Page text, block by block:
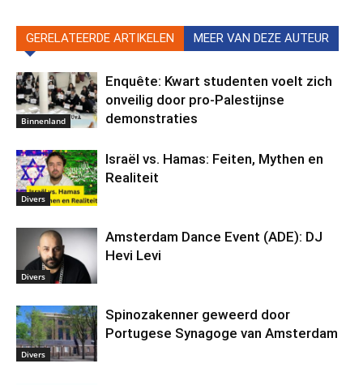
GERELATEERDE ARTIKELEN MEER VAN DEZE AUTEUR
Binnenland
Enquête: Kwart studenten voelt zich
onveilig door pro-Palestijnse
demonstraties
Divers
Israël vs. Hamas: Feiten, Mythen en
Realiteit
Divers
Amsterdam Dance Event (ADE): DJ
Hevi Levi
Divers
Spinozakenner geweerd door
Portugese Synagoge van Amsterdam